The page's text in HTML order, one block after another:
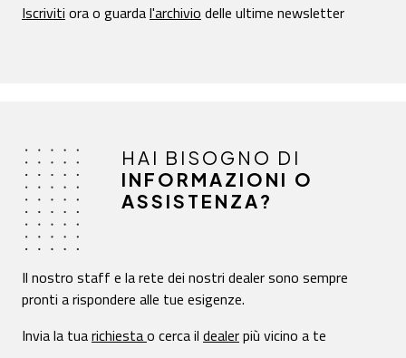
Iscriviti ora o guardal'archivio delle ultime newsletter
HAI BISOGNO DI
INFORMAZIONI O
ASSISTENZA?
Il nostro staff e la rete dei nostri dealer sono sempre
pronti a rispondere alle tue esigenze.
Invia la tuarichiestao cerca il dealerpiù vicino a te